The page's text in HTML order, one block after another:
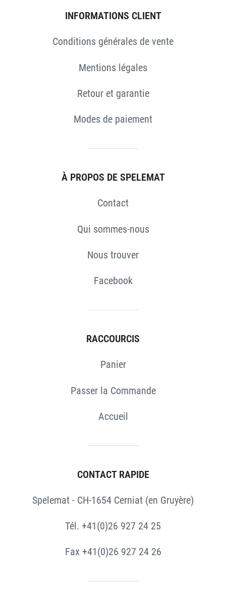
INFORMATIONS CLIENT
Conditions générales de vente
Mentions légales
Retour et garantie
Modes de paiement
À PROPOS DE SPELEMAT
Contact
Qui sommes-nous
Nous trouver
Facebook
RACCOURCIS
Panier
Passer la Commande
Accueil
CONTACT RAPIDE
Spelemat - CH-1654 Cerniat (en Gruyère)
Tél. +41(0)26 927 24 25
Fax +41(0)26 927 24 26